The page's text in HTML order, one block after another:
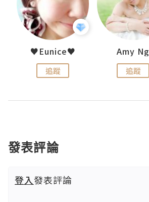
♥Eunice♥
追蹤
Amy Ng
追蹤
發表評論
登入發表評論